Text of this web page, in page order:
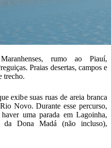
rumo ao Piauí,
Praias desertas, campos e
trecho.
exibe suas ruas de areia branca
Novo. Durante esse percurso,
uma parada em Lagoinha,
da Dona Madá (não incluso),